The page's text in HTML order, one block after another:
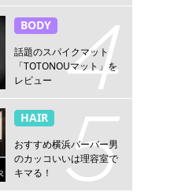
BODY
話題のスパイクマット
「TOTONOUマット」を
レビュー
HAIR
おすすめ横浜バーバー男
のカッコいいは理容室で
キマる！